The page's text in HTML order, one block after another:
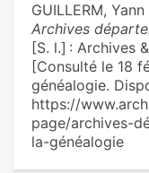
GUILLERM,
Archives
[S. l.] : Archives
[Consulté le 18
généalogie.
https://
page/archives-
la-généalogie